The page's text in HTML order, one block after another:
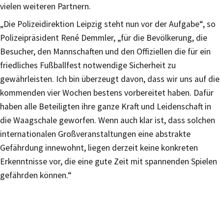
vielen weiteren Partnern.
„Die Polizeidirektion Leipzig steht nun vor der Aufgabe“, so
Polizeipräsident René Demmler, „für die Bevölkerung, die
Besucher, den Mannschaften und den Offiziellen die für ein
friedliches Fußballfest notwendige Sicherheit zu
gewährleisten. Ich bin überzeugt davon, dass wir uns auf die
kommenden vier Wochen bestens vorbereitet haben. Dafür
haben alle Beteiligten ihre ganze Kraft und Leidenschaft in
die Waagschale geworfen. Wenn auch klar ist, dass solchen
internationalen Großveranstaltungen eine abstrakte
Gefährdung innewohnt, liegen derzeit keine konkreten
Erkenntnisse vor, die eine gute Zeit mit spannenden Spielen
gefährden können.“